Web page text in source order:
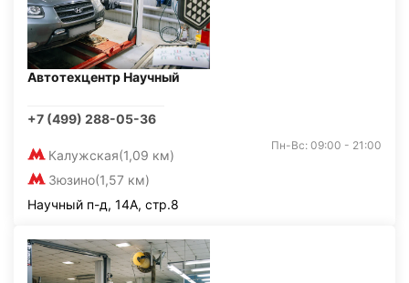
Автотехцентр Научный
+7 (499) 288-05-36
Калужская(1,09 км)
Зюзино(1,57 км)
Пн-Вс: 09:00 - 21:00
Научный п-д, 14А, стр.8